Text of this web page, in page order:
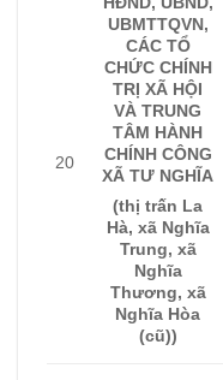
20
UBMTTQVN,
CÁC TỔ
CHỨC CHÍNH
TRỊ XÃ HỘI
VÀ TRUNG
TÂM HÀNH
CHÍNH CÔNG
XÃ TƯ NGHĨA
(thị trấn La
Hà, xã Nghĩa
Trung, xã
Nghĩa
Thương, xã
Nghĩa Hòa
(cũ))